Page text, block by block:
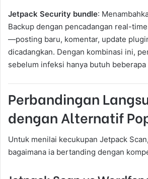
Jetpack Security bundle:
Backup dengan pencadangan real-
—posting baru, komentar, update
dicadangkan. Dengan kombinasi ini,
sebelum infeksi hanya butuh beberapa
Perbandingan
dengan Alternatif
Untuk menilai kecukupan Jetpack
bagaimana ia bertanding dengan